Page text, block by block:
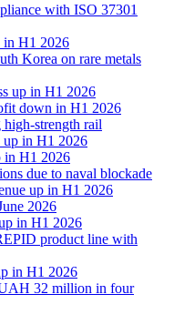
with ISO 37301
H1 2026
Korea on rare metals
up in H1 2026
down in H1 2026
strength rail
up in H1 2026
in H1 2026
due to naval blockade
up in H1 2026
2026
in H1 2026
product line with
in H1 2026
32 million in four